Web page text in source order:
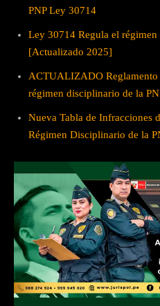
PNP Ley 30714
Ley 30714 Regula el
[Actualizado 2025]
ACTUALIZADO
régimen disciplinario de la
Nueva Tabla de Infracciones
Régimen Disciplinario de la